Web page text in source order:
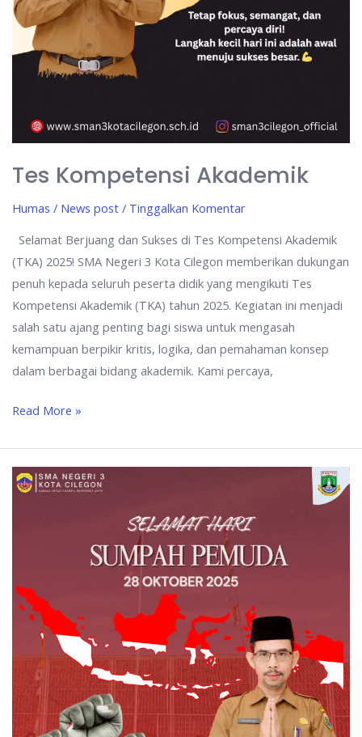
Tes Kompetensi Akademik
Humas / News post/ Tinggalkan Komentar
Selamat Berjuang dan Sukses di Tes Kompetensi Akademik
(TKA) 2025! SMA Negeri 3 Kota Cilegon memberikan dukungan
penuh kepada seluruh peserta didik yang mengikuti Tes
Kompetensi Akademik (TKA) tahun 2025. Kegiatan ini menjadi
salah satu ajang penting bagi siswa untuk mengasah
kemampuan berpikir kritis, logika, dan pemahaman konsep
dalam berbagai bidang akademik. Kami percaya,
Read More »
SELAMAT
HARI